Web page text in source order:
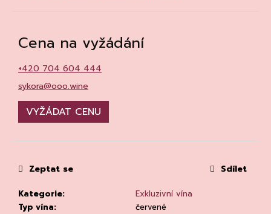
Cena na vyžádání
+420 704 604 444
sykora@ooo.wine
VYŽÁDAT CENU
Kategorie:
Exkluzivní vína
Typ vína:
červené
Zeptat se Sdílet
o
p
o
u
č
e
e